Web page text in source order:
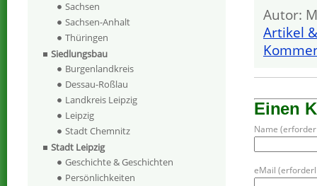
Autor:
Artikel
Einen
Name
eMail
Sachsen
Sachsen-Anhalt
Thüringen
Siedlungsbau
Burgenlandkreis
Dessau-Roßlau
Landkreis Leipzig
Leipzig
Stadt Chemnitz
Stadt Leipzig
Geschichte & Geschichten
Persönlichkeiten